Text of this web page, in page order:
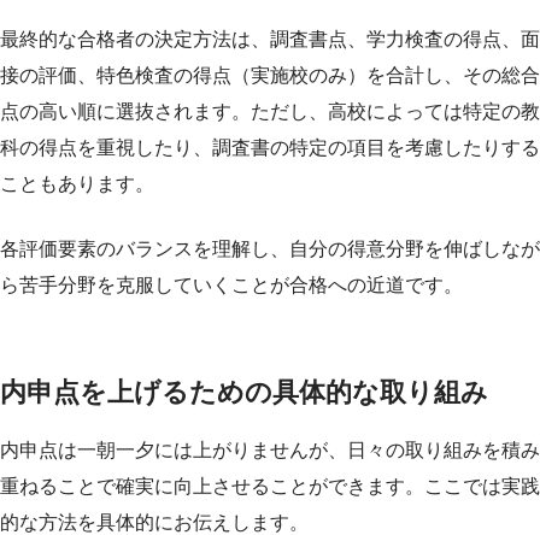
最終的な合格者の決定方法は、調査書点、学力検査の得点、面
接の評価、特色検査の得点（実施校のみ）を合計し、その総合
点の高い順に選抜されます。ただし、高校によっては特定の教
科の得点を重視したり、調査書の特定の項目を考慮したりする
こともあります。
各評価要素のバランスを理解し、自分の得意分野を伸ばしなが
ら苦手分野を克服していくことが合格への近道です。
内申点を上げるための具体的な取り組み
内申点は一朝一夕には上がりませんが、日々の取り組みを積み
重ねることで確実に向上させることができます。ここでは実践
的な方法を具体的にお伝えします。